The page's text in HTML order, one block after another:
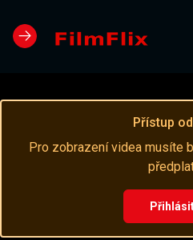
Přístup
Pro zobrazení videa musíte